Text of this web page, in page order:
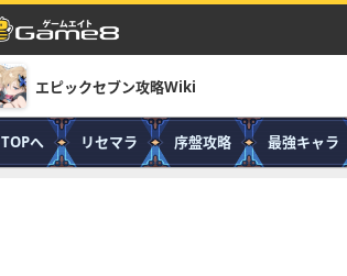
エピックセブン攻略Wiki
TOPへ リセマラ 序盤攻略 最強キャラ